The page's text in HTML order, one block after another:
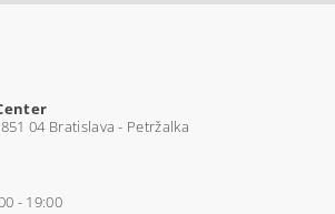
04 Bratislava - Petržalka
- 19:00